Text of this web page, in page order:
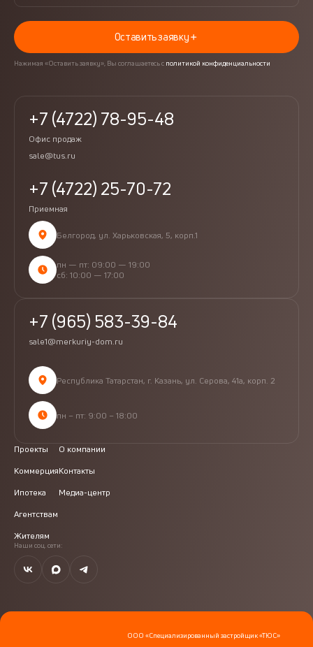
Оставить заявку
Нажимая «Оставить заявку», Вы соглашаетесь с политикой конфиденциальности
+7 (4722) 78-95-48
Офис продаж
+7 (4722) 25-70-72
Приемная
sale@tus.ru
Белгород, ул. Харьковская, 5, корп.1
пн — пт: 09:00 — 19:00
сб: 10:00 — 17:00
+7 (965) 583-39-84
sale1@merkuriy-dom.ru
Республика Татарстан, г. Казань, ул. Серова, 41а, корп. 2
пн – пт: 9:00 – 18:00
Проекты
Коммерция
Ипотека
Агентствам
Жителям
О компании
Контакты
Медиа-центр
Наши соц. сети:
ООО «Специализированный застройщик «ТЮС»